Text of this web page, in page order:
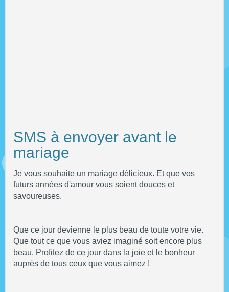
SMS à envoyer avant le
mariage
Je vous souhaite un mariage délicieux. Et que vos
futurs années d'amour vous soient douces et
savoureuses.
Que ce jour devienne le plus beau de toute votre vie.
Que tout ce que vous aviez imaginé soit encore plus
beau. Profitez de ce jour dans la joie et le bonheur
auprès de tous ceux que vous aimez !